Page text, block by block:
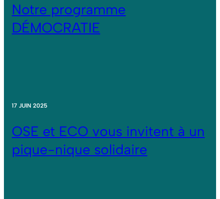
Notre programme
DÉMOCRATIE
17 JUIN 2025
OSE et ECO vous invitent à un
pique-nique solidaire